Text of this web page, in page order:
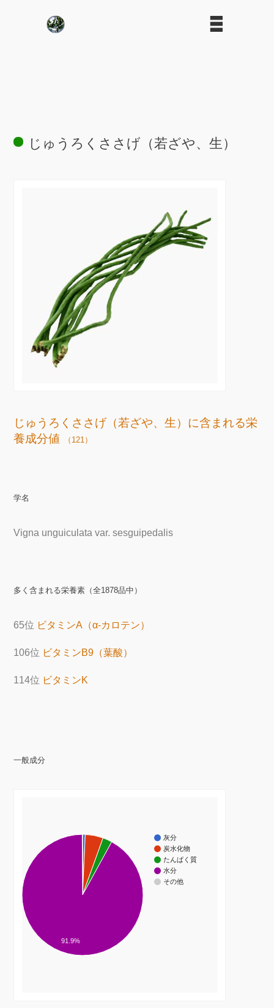
じゅうろくささげ（若ざや、生）
じゅうろくささげ（若ざや、生）に含まれる栄
養成分値
（121）
学名
Vigna unguiculata var. sesguipedalis
多く含まれる栄養素（全1878品中）
65位 ビタミンA（α-カロテン）
106位 ビタミンB9（葉酸）
114位 ビタミンK
一般成分
灰分
炭水化物
たんぱく質
水分
その他
91.9%